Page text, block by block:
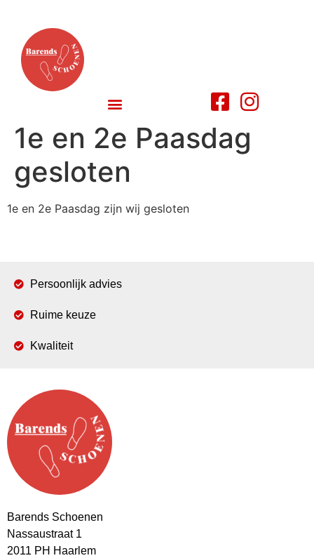
1e en 2e Paasdag
gesloten
1e en 2e Paasdag zijn wij gesloten
Persoonlijk advies
Ruime keuze
Kwaliteit
Barends Schoenen
Nassaustraat 1
2011 PH Haarlem